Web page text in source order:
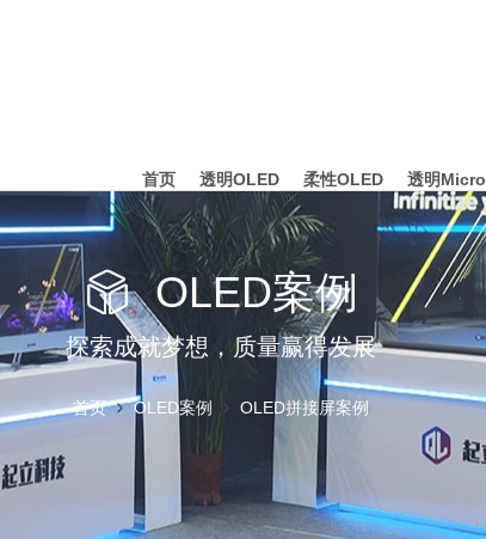
首页 透明OLED 柔性OLED 透明Micro
OLED案例
探索成就梦想，质量赢得发展
首页 OLED案例 OLED拼接屏案例